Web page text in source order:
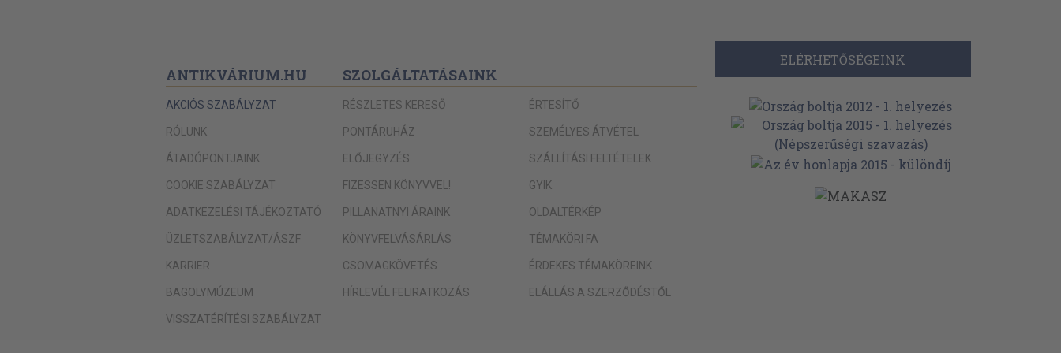
ANTIKVÁRIUM.HU
AKCIÓS SZABÁLYZAT
RÓLUNK
ÁTADÓPONTJAINK
COOKIE SZABÁLYZAT
ADATKEZELÉSI TÁJÉKOZTATÓ
ÜZLETSZABÁLYZAT/ÁSZF
KARRIER
BAGOLYMÚZEUM
VISSZATÉRÍTÉSI SZABÁLYZAT
SZOLGÁLTATÁSAINK
RÉSZLETES KERESŐ
PONTÁRUHÁZ
ELŐJEGYZÉS
FIZESSEN KÖNYVVEL!
PILLANATNYI ÁRAINK
KÖNYVFELVÁSÁRLÁS
CSOMAGKÖVETÉS
HÍRLEVÉL FELIRATKOZÁS
ÉRTESÍTŐ
SZEMÉLYES ÁTVÉTEL
SZÁLLÍTÁSI FELTÉTELEK
GYIK
OLDALTÉRKÉP
TÉMAKÖRI FA
ÉRDEKES TÉMAKÖREINK
ELÁLLÁS A SZERZŐDÉSTŐL
ELÉRHETŐSÉGEINK